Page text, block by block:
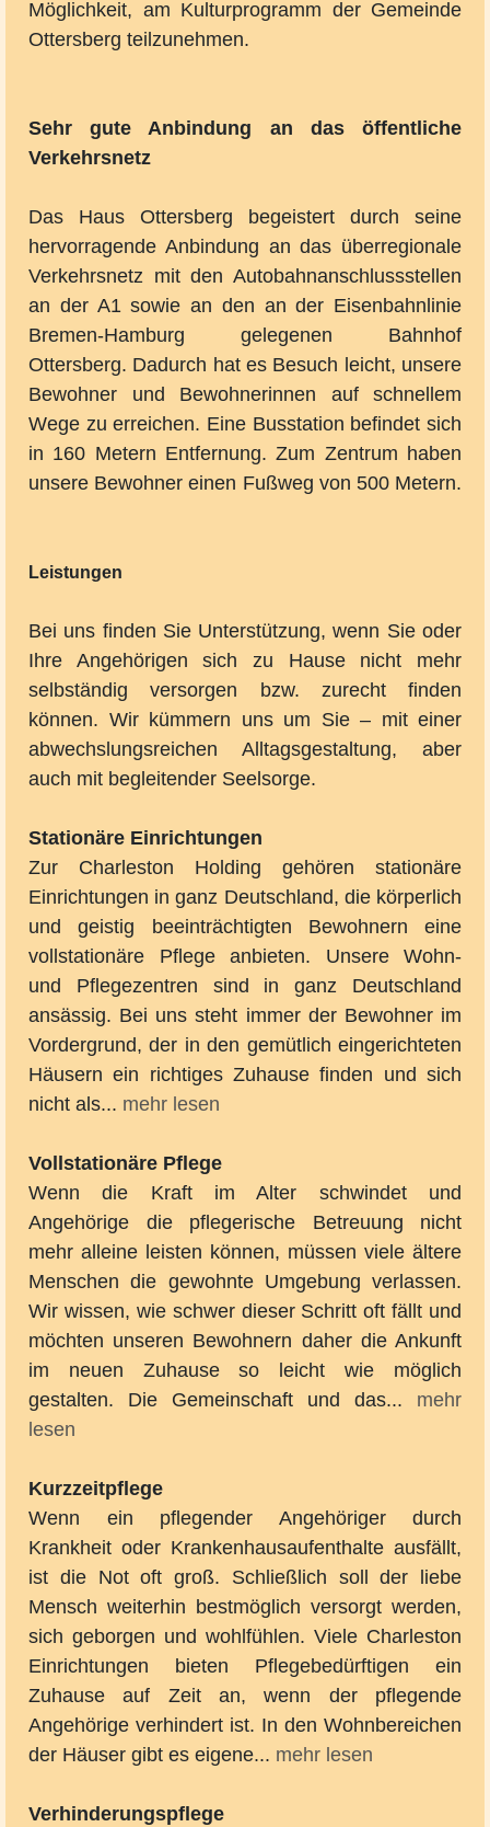
Möglichkeit, am Kulturprogramm der Gemeinde
Ottersberg teilzunehmen.
Sehr gute Anbindung an das öffentliche
Verkehrsnetz
Das Haus Ottersberg begeistert durch seine
hervorragende Anbindung an das überregionale
Verkehrsnetz mit den Autobahnanschlussstellen
an der A1 sowie an den an der Eisenbahnlinie
Bremen-Hamburg gelegenen Bahnhof
Ottersberg. Dadurch hat es Besuch leicht, unsere
Bewohner und Bewohnerinnen auf schnellem
Wege zu erreichen. Eine Busstation befindet sich
in 160 Metern Entfernung. Zum Zentrum haben
unsere Bewohner einen Fußweg von 500 Metern.
Leistungen
Bei uns finden Sie Unterstützung, wenn Sie oder
Ihre Angehörigen sich zu Hause nicht mehr
selbständig versorgen bzw. zurecht finden
können. Wir kümmern uns um Sie – mit einer
abwechslungsreichen Alltagsgestaltung, aber
auch mit begleitender Seelsorge.
Stationäre Einrichtungen
Zur Charleston Holding gehören stationäre
Einrichtungen in ganz Deutschland, die körperlich
und geistig beeinträchtigten Bewohnern eine
vollstationäre Pflege anbieten. Unsere Wohn-
und Pflegezentren sind in ganz Deutschland
ansässig. Bei uns steht immer der Bewohner im
Vordergrund, der in den gemütlich eingerichteten
Häusern ein richtiges Zuhause finden und sich
nicht als... mehr lesen
Vollstationäre Pflege
Wenn die Kraft im Alter schwindet und
Angehörige die pflegerische Betreuung nicht
mehr alleine leisten können, müssen viele ältere
Menschen die gewohnte Umgebung verlassen.
Wir wissen, wie schwer dieser Schritt oft fällt und
möchten unseren Bewohnern daher die Ankunft
im neuen Zuhause so leicht wie möglich
gestalten. Die Gemeinschaft und das... mehr
lesen
Kurzzeitpflege
Wenn ein pflegender Angehöriger durch
Krankheit oder Krankenhausaufenthalte ausfällt,
ist die Not oft groß. Schließlich soll der liebe
Mensch weiterhin bestmöglich versorgt werden,
sich geborgen und wohlfühlen. Viele Charleston
Einrichtungen bieten Pflegebedürftigen ein
Zuhause auf Zeit an, wenn der pflegende
Angehörige verhindert ist. In den Wohnbereichen
der Häuser gibt es eigene... mehr lesen
Verhinderungspflege